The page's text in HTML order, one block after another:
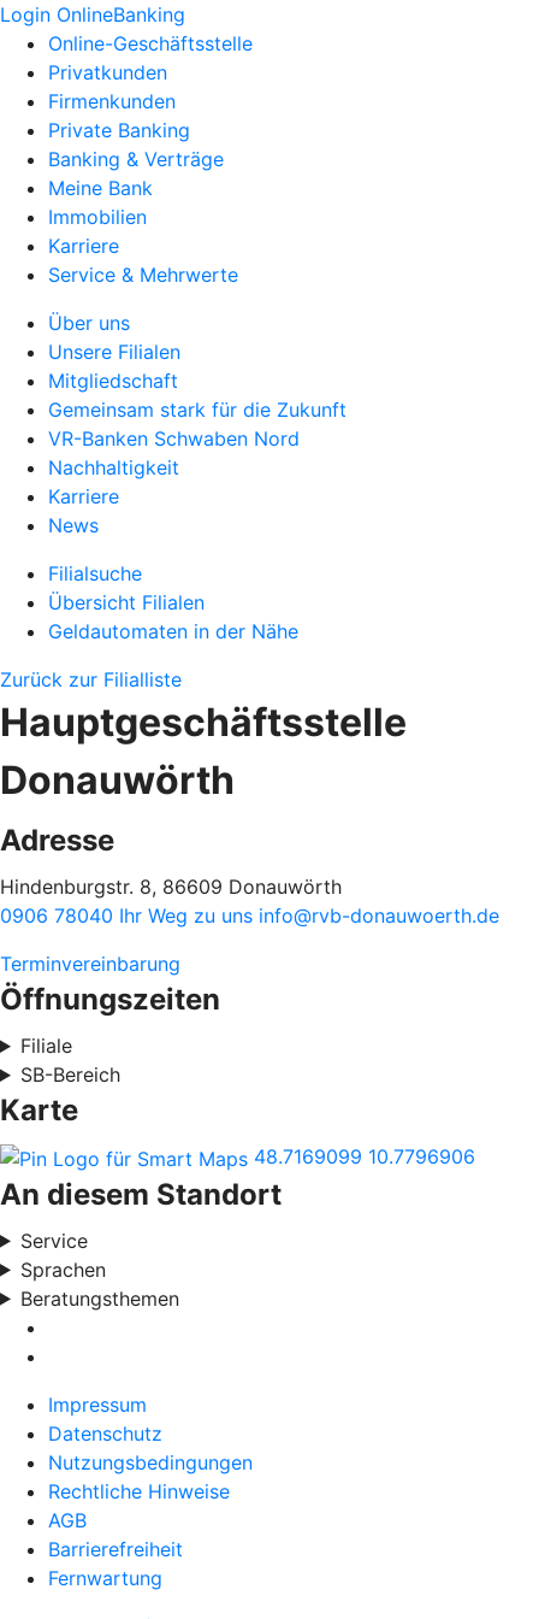
Login OnlineBanking
Online-Geschäftsstelle
Privatkunden
Firmenkunden
Private Banking
Banking & Verträge
Meine Bank
Immobilien
Karriere
Service & Mehrwerte
Über uns
Unsere Filialen
Mitgliedschaft
Gemeinsam stark für die Zukunft
VR-Banken Schwaben Nord
Nachhaltigkeit
Karriere
News
Filialsuche
Übersicht Filialen
Geldautomaten in der Nähe
Zurück zur Filialliste
Hauptgeschäftsstelle
Donauwörth
Adresse
Hindenburgstr. 8, 86609 Donauwörth
0906 78040 Ihr Weg zu uns info@rvb-donauwoerth.de
Terminvereinbarung
Öffnungszeiten
Filiale
SB-Bereich
Karte
48.7169099 10.7796906
An diesem Standort
Service
Sprachen
Beratungsthemen
Impressum
Datenschutz
Nutzungsbedingungen
Rechtliche Hinweise
AGB
Barrierefreiheit
Fernwartung